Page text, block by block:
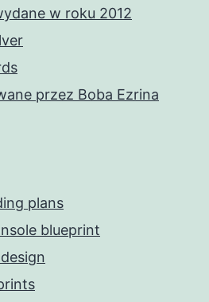
w roku 2012
przez Boba Ezrina
plans
blueprint